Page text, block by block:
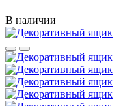
В наличии